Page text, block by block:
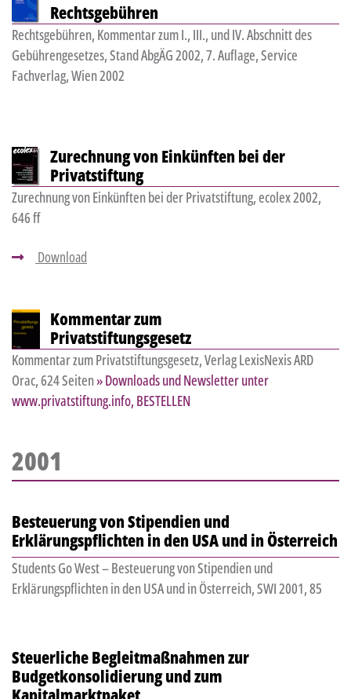
Rechtsgebühren
Rechtsgebühren, Kommentar zum I., III., und IV. Abschnitt des
Gebührengesetzes, Stand AbgÄG 2002, 7. Auflage, Service
Fachverlag, Wien 2002
Zurechnung von Einkünften bei der
Privatstiftung
Zurechnung von Einkünften bei der Privatstiftung, ecolex 2002,
646 ff
Download
Kommentar zum
Privatstiftungsgesetz
Kommentar zum Privatstiftungsgesetz, Verlag LexisNexis ARD
Orac, 624 Seiten» Downloads und Newsletter unter
www.privatstiftung.info, BESTELLEN
2001
Besteuerung von Stipendien und
Erklärungspflichten in den USA und in Österreich
Students Go West – Besteuerung von Stipendien und
Erklärungspflichten in den USA und in Österreich, SWI 2001, 85
Steuerliche Begleitmaßnahmen zur
Budgetkonsolidierung und zum